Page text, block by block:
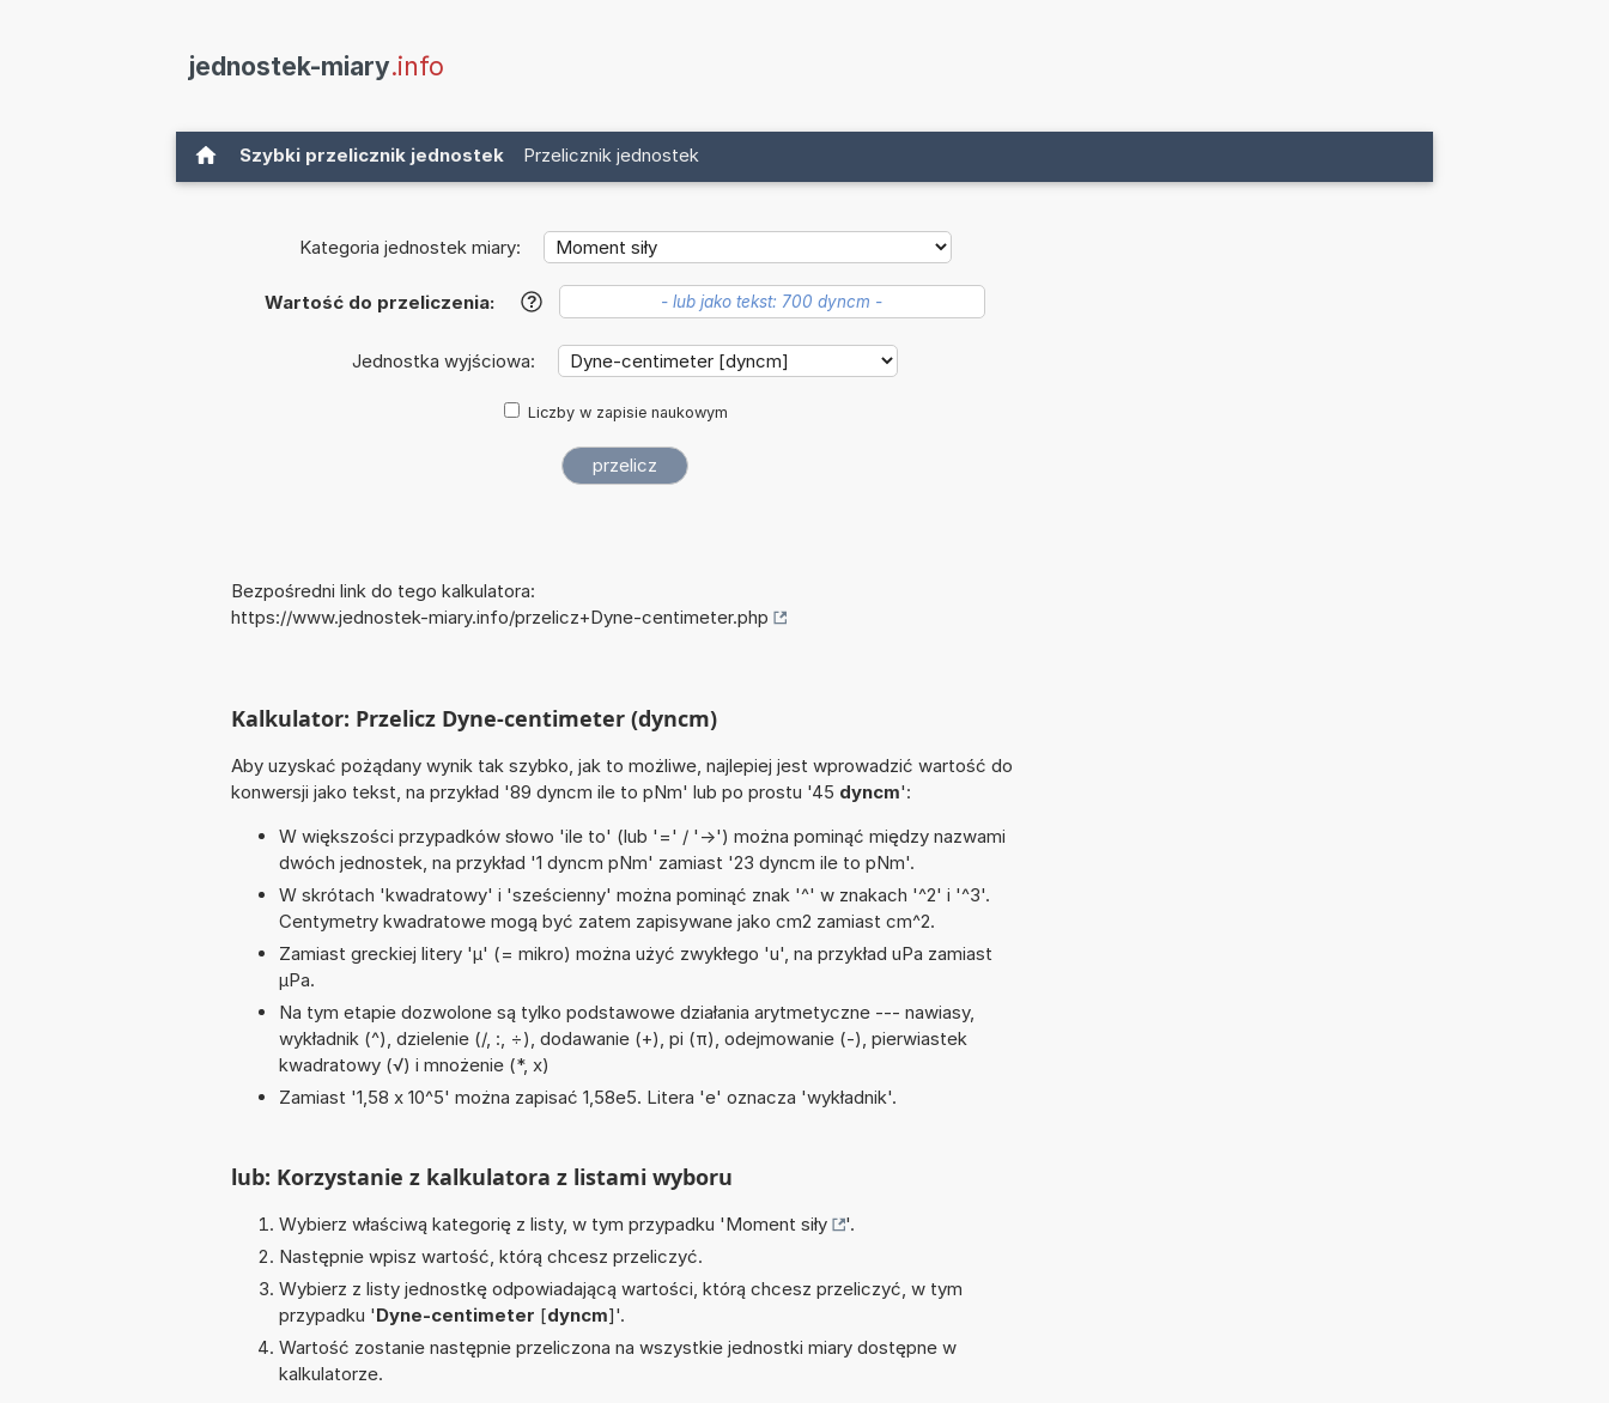
jednostek-miary.info
Szybki przelicznik jednostek Przelicznik jednostek
Kategoria jednostek miary:
Wartość do przeliczenia: ?
Jednostka wyjściowa:
Liczby w zapisie naukowym
Bezpośredni link do tego kalkulatora:
https://www.jednostek-miary.info/przelicz+Dyne-centimeter.php
Kalkulator: Przelicz Dyne-centimeter (dyncm)
Aby uzyskać pożądany wynik tak szybko, jak to możliwe, najlepiej jest wprowadzić wartość do
konwersji jako tekst, na przykład '89 dyncm ile to pNm' lub po prostu '45 dyncm':
W większości przypadków słowo 'ile to' (lub '=' / '->') można pominąć między nazwami
dwóch jednostek, na przykład '1 dyncm pNm' zamiast '23 dyncm ile to pNm'.
W skrótach 'kwadratowy' i 'sześcienny' można pominąć znak '^' w znakach '^2' i '^3'.
Centymetry kwadratowe mogą być zatem zapisywane jako cm2 zamiast cm^2.
Zamiast greckiej litery 'µ' (= mikro) można użyć zwykłego 'u', na przykład uPa zamiast
µPa.
Na tym etapie dozwolone są tylko podstawowe działania arytmetyczne --- nawiasy,
wykładnik (^), dzielenie (/, :, ÷), dodawanie (+), pi (π), odejmowanie (-), pierwiastek
kwadratowy (√) i mnożenie (*, x)
Zamiast '1,58 x 10^5' można zapisać 1,58e5. Litera 'e' oznacza 'wykładnik'.
lub: Korzystanie z kalkulatora z listami wyboru
Wybierz właściwą kategorię z listy, w tym przypadku 'Moment siły
'.
Następnie wpisz wartość, którą chcesz przeliczyć.
Wybierz z listy jednostkę odpowiadającą wartości, którą chcesz przeliczyć, w tym
przypadku 'Dyne-centimeter [dyncm]'.
Wartość zostanie następnie przeliczona na wszystkie jednostki miary dostępne w
kalkulatorze.